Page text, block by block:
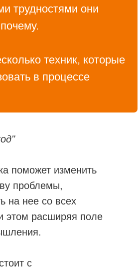
трудностями они
техник, которые
в процессе
поможет изменить
проблемы,
на нее со всех
этом расширяя поле
с